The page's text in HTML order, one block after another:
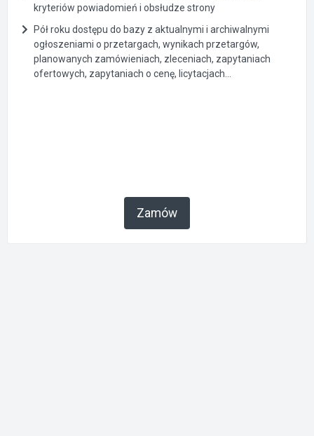
kryteriów powiadomień i obsłudze strony
Pół roku dostępu do bazy z aktualnymi i archiwalnymi
ogłoszeniami o przetargach, wynikach przetargów,
planowanych zamówieniach, zleceniach, zapytaniach
ofertowych, zapytaniach o cenę, licytacjach...
Zamów